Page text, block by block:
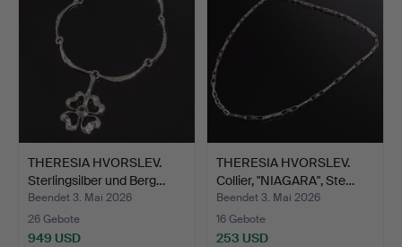
THERESIA HVORSLEV.
Sterlingsilber und Berg…
Beendet 3. Mai 2026
26 Gebote
949 USD
THERESIA HVORSLEV.
Collier, "NIAGARA", Ste…
Beendet 3. Mai 2026
16 Gebote
253 USD